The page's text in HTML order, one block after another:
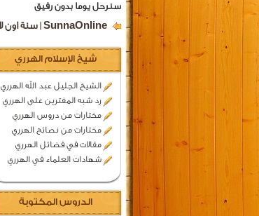
سنرحل يوما بدون رفيق
SunnaOnline | سنة اون لاين
شيخ الإسلام الهرري
الشيخ الجليل عبد الله الهرري
رد شبه المفترين على الهرري
مختارات من دروس الهرري
مختارات من نصائح الهرري
مقالات في فضائل الهرري
شهادات العلماء في الهرري
الدروس المكتوبة